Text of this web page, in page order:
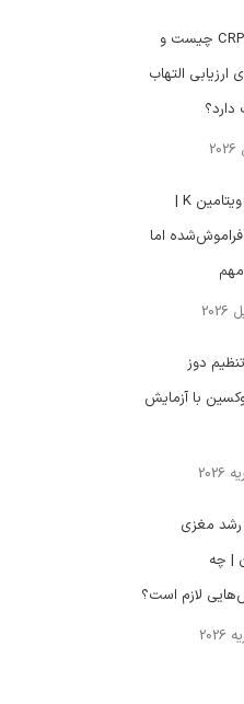
تست CRP چیست و
ارزیابی التهاب
چکاپ ویتامین K |
اما
دوز
با آزمایش
مغزی
| چه
لازم است؟